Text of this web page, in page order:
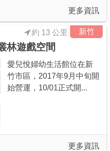
更多資訊
新竹
約 13 公里
林遊戲空間
愛兒悅婦幼生活館位在新
竹市區，2017年9月中旬開
始營運，10/01正式開...
更多資訊